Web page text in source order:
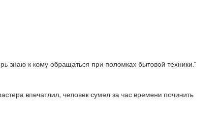
знаю к кому обращаться при поломках бытовой техники.”
впечатлил, человек сумел за час времени починить